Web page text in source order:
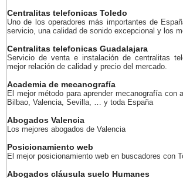
Centralitas telefonicas Toledo
Uno de los operadores más importantes de
servicio, una calidad de sonido excepcional y los
Centralitas telefonicas Guadalajara
Servicio de venta e instalación de centralitas
mejor relación de calidad y precio del mercado.
Academia de mecanografía
El mejor método para aprender mecanografía con
Bilbao, Valencia, Sevilla, … y toda España
Abogados Valencia
Los mejores abogados de Valencia
Posicionamiento web
El mejor posicionamiento web en buscadores con
Abogados cláusula suelo Humanes